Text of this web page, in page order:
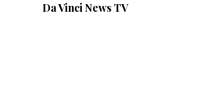
Da Vinci News TV